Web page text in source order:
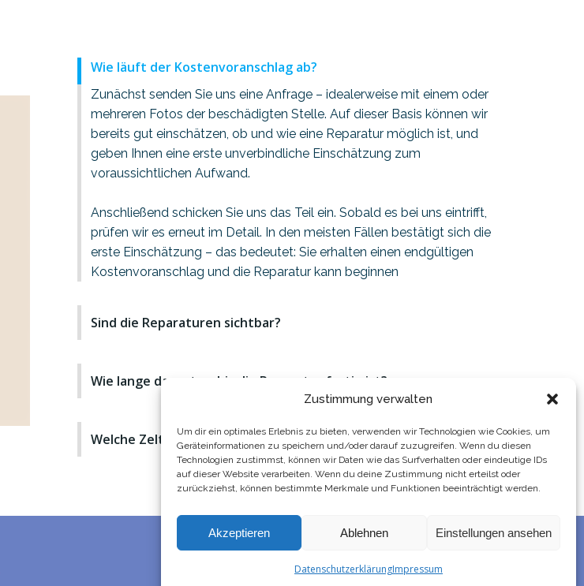
Zustimmung verwalten
Um dir ein optimales Erlebnis zu bieten, verwenden wir Technologien wie Cookies, um
Geräteinformationen zu speichern und/oder darauf zuzugreifen. Wenn du diesen
Technologien zustimmst, können wir Daten wie das Surfverhalten oder eindeutige IDs
auf dieser Website verarbeiten. Wenn du deine Zustimmung nicht erteilst oder
zurückziehst, können bestimmte Merkmale und Funktionen beeinträchtigt werden.
Akzeptieren Ablehnen Einstellungen ansehen
DatenschutzerklärungImpressum
Wie läuft der Kostenvoranschlag ab?
Zunächst senden Sie uns eine Anfrage – idealerweise mit einem oder
mehreren Fotos der beschädigten Stelle. Auf dieser Basis können wir
bereits gut einschätzen, ob und wie eine Reparatur möglich ist, und
geben Ihnen eine erste unverbindliche Einschätzung zum
voraussichtlichen Aufwand.
Anschließend schicken Sie uns das Teil ein. Sobald es bei uns eintrifft,
prüfen wir es erneut im Detail. In den meisten Fällen bestätigt sich die
erste Einschätzung – das bedeutet: Sie erhalten einen endgültigen
Kostenvoranschlag und die Reparatur kann beginnen
Sind die Reparaturen sichtbar?
Wie lange dauert es bis die Reparatur fertig ist?
Welche Zelte können repariert werden?
Impressum